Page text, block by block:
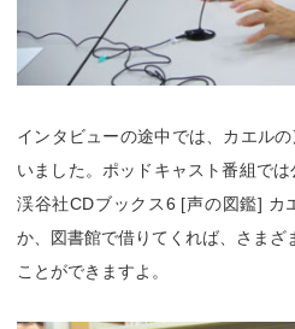
インタビューの途中では、カエル
いました。ポッドキャスト番組で
渓谷社CDブックス6 [声の図鑑] カ
か、図書館で借りてくれば、さまざ
ことができますよ。